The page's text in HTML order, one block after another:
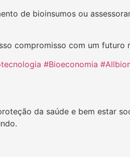
de bioinsumos ou
compromisso com um futuro
#Bioeconomia
da saúde e bem estar